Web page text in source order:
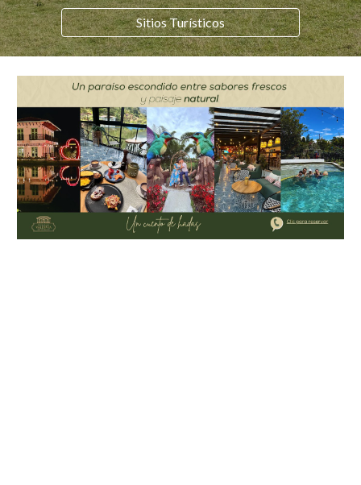
Sitios Turísticos